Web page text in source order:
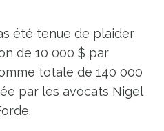
été tenue de plaider
de 10 000 $ par
totale de 140 000
par les avocats Nigel